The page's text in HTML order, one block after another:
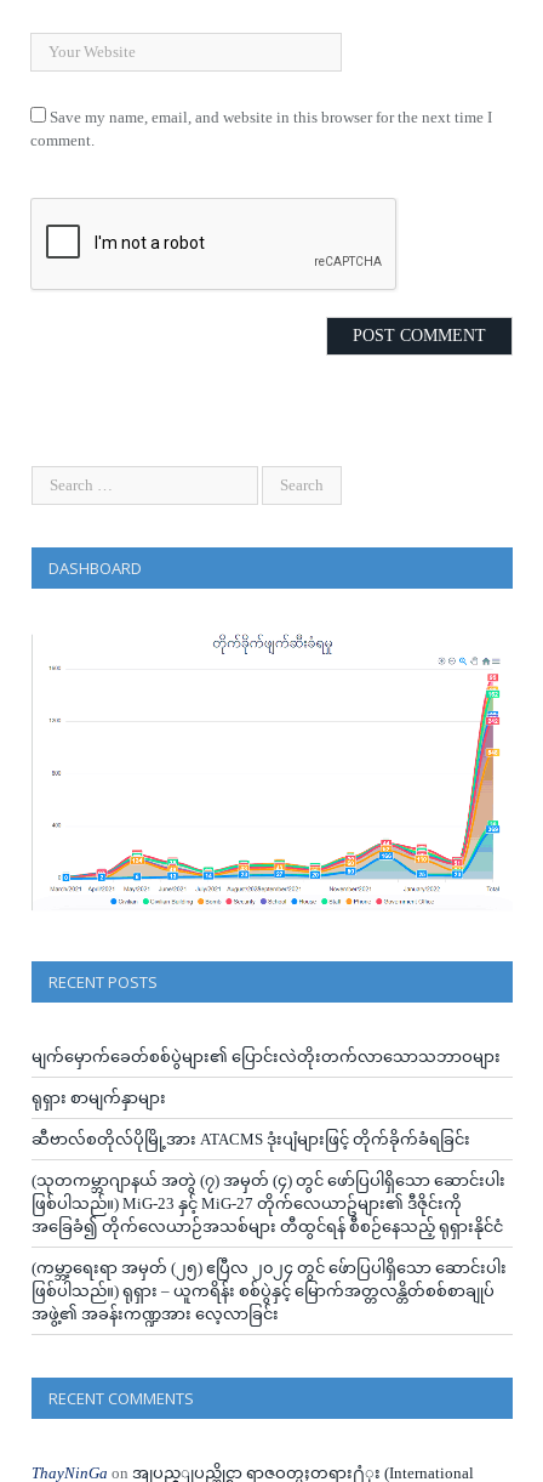
Save my name, email, and website in this browser for the next time I
comment.
DASHBOARD
RECENT POSTS
မျက်မှောက်ခေတ်စစ်ပွဲများ၏ ပြောင်းလဲတိုးတက်လာသောသဘာဝများ
ရုရှား စာမျက်နှာများ
ဆီဗာလ်စတိုလ်ပိုမြို့အား ATACMS ဒုံးပျံများဖြင့် တိုက်ခိုက်ခံရခြင်း
(သုတကမ္ဘာဂျာနယ် အတွဲ (၇) အမှတ် (၄) တွင် ဖော်ပြပါရှိသော ဆောင်းပါး
ဖြစ်ပါသည်။) MiG-23 နှင့် MiG-27 တိုက်လေယာဥ်များ၏ ဒီဇိုင်းကို
အခြေခံ၍ တိုက်လေယာဉ်အသစ်များ တီထွင်ရန် စီစဉ်နေသည့် ရုရှားနိုင်ငံ
(ကမ္ဘာ့ရေးရာ အမှတ် (၂၅) ဧပြီလ ၂၀၂၄ တွင် ဖ်ောပြပါရှိသော ဆောင်းပါး
ဖြစ်ပါသည်။) ရုရှား – ယူကရိန်း စစ်ပွဲနှင့် မြောက်အတ္တလန္တိတ်စစ်စာချုပ်
အဖွဲ့၏ အခန်းကဏ္ဍအား လေ့လာခြင်း
RECENT COMMENTS
ThayNinGa on အျပည္ျပည္ဆိုင္ရာ ရာဇဝတ္မႈတရား႐ံုး (International